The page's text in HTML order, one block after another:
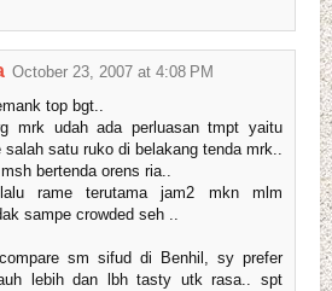
October 23, 2007 at 4:08 PM
top bgt..
mrk udah ada perluasan tmpt yaitu
salah satu ruko di belakang tenda mrk..
bertenda orens ria..
rame terutama jam2 mkn mlm
sampe crowded seh ..
sm sifud di Benhil, sy prefer
lebih dan lbh tasty utk rasa.. spt